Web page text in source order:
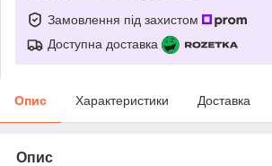
Замовлення під захистом
Доступна доставка
Опис Характеристики Доставка
Опис